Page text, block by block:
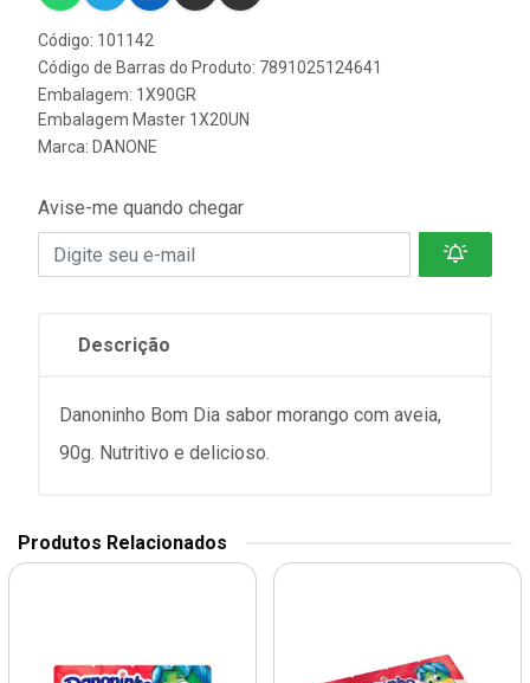
Código: 101142
Código de Barras do Produto: 7891025124641
Embalagem: 1X90GR
Embalagem Master 1X20UN
Marca: DANONE
Avise-me quando chegar
Descrição
Danoninho Bom Dia sabor morango com aveia,
90g. Nutritivo e delicioso.
Produtos Relacionados